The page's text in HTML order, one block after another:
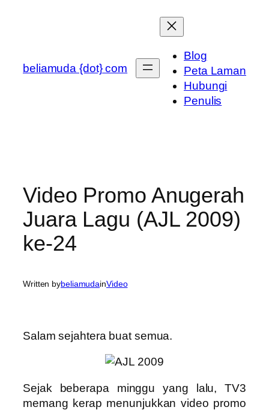
beliamuda {dot} com
Blog
Peta Laman
Hubungi
Penulis
Video Promo Anugerah
Juara Lagu (AJL 2009)
ke-24
Written bybeliamudainVideo
Salam sejahtera buat semua.
Sejak beberapa minggu yang lalu, TV3
memang kerap menunjukkan video promo